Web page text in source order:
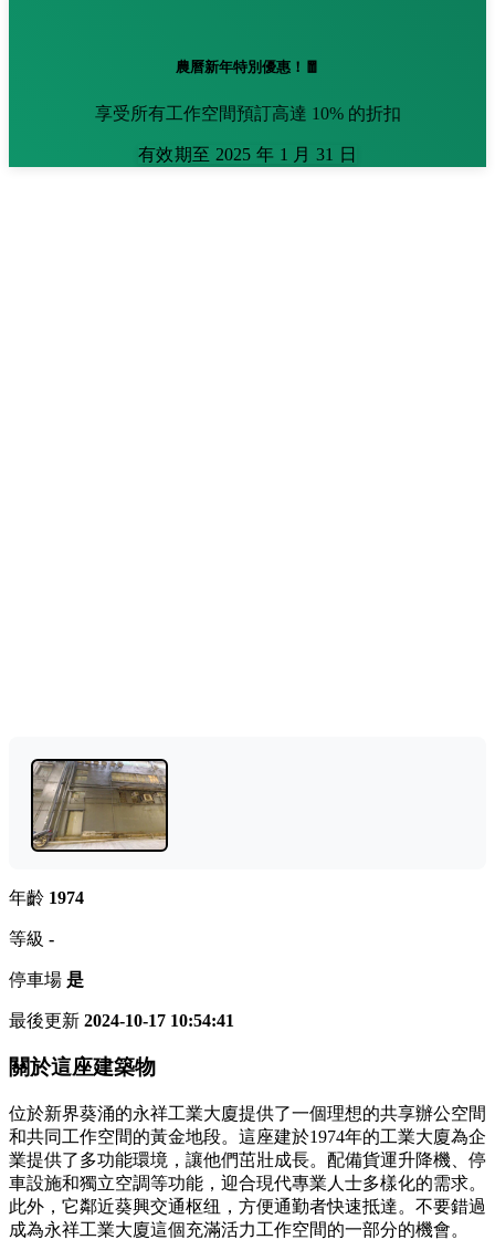
農曆新年特別優惠！🧧
享受所有工作空間預訂高達 10% 的折扣
有效期至 2025 年 1 月 31 日
年齡 1974
等級 -
停車場 是
最後更新 2024-10-17 10:54:41
關於這座建築物
位於新界葵涌的永祥工業大廈提供了一個理想的共享辦公空間
和共同工作空間的黃金地段。這座建於1974年的工業大廈為企
業提供了多功能環境，讓他們茁壯成長。配備貨運升降機、停
車設施和獨立空調等功能，迎合現代專業人士多樣化的需求。
此外，它鄰近葵興交通枢纽，方便通勤者快速抵達。不要錯過
成為永祥工業大廈這個充滿活力工作空間的一部分的機會。